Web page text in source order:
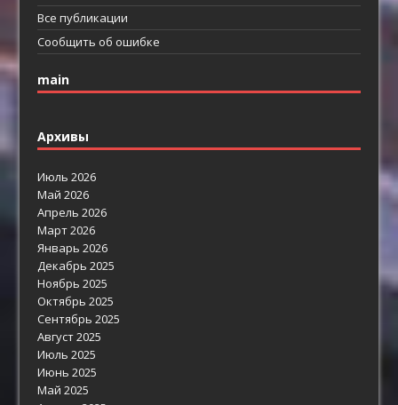
Все публикации
Сообщить об ошибке
main
Архивы
Июль 2026
Май 2026
Апрель 2026
Март 2026
Январь 2026
Декабрь 2025
Ноябрь 2025
Октябрь 2025
Сентябрь 2025
Август 2025
Июль 2025
Июнь 2025
Май 2025